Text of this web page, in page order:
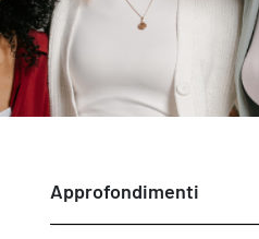
Approfondimenti